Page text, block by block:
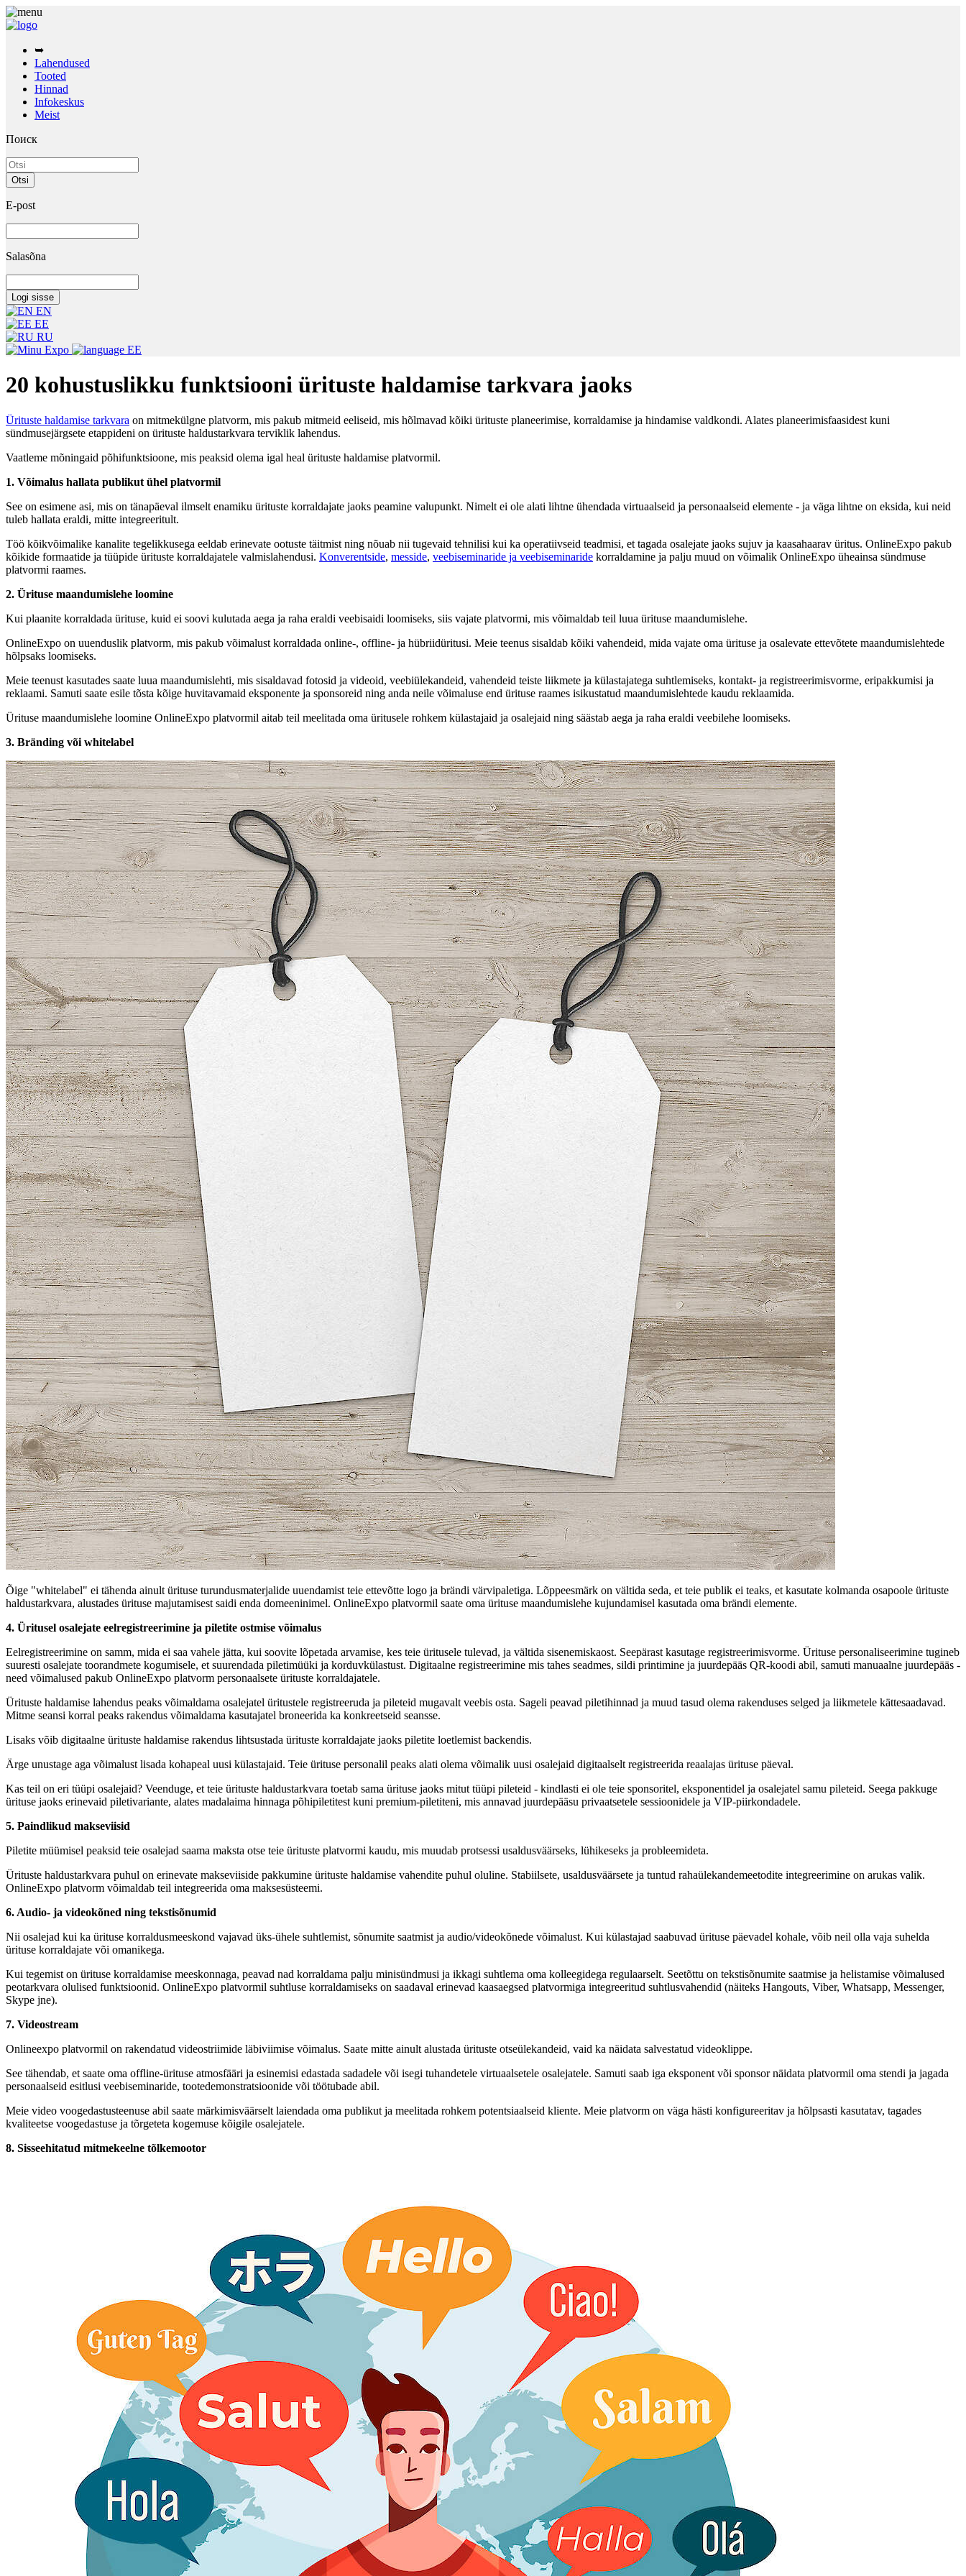
➥
Lahendused
Tooted
Hinnad
Infokeskus
Meist
Поиск
E-post
Salasõna
EN
EE
RU
EE
20 kohustuslikku funktsiooni ürituste haldamise tarkvara jaoks
Ürituste haldamise tarkvara on mitmekülgne platvorm, mis pakub mitmeid eeliseid, mis hõlmavad kõiki ürituste planeerimise, korraldamise ja hindamise valdkondi. Alates planeerimisfaasidest kuni
sündmusejärgsete etappideni on ürituste haldustarkvara terviklik lahendus.
Vaatleme mõningaid põhifunktsioone, mis peaksid olema igal heal ürituste haldamise platvormil.
1. Võimalus hallata publikut ühel platvormil
See on esimene asi, mis on tänapäeval ilmselt enamiku ürituste korraldajate jaoks peamine valupunkt. Nimelt ei ole alati lihtne ühendada virtuaalseid ja personaalseid elemente - ja väga lihtne on eksida, kui neid
tuleb hallata eraldi, mitte integreeritult.
Töö kõikvõimalike kanalite tegelikkusega eeldab erinevate ootuste täitmist ning nõuab nii tugevaid tehnilisi kui ka operatiivseid teadmisi, et tagada osalejate jaoks sujuv ja kaasahaarav üritus. OnlineExpo pakub
kõikide formaatide ja tüüpide ürituste korraldajatele valmislahendusi. Konverentside, messide, veebiseminaride ja veebiseminaride korraldamine ja palju muud on võimalik OnlineExpo üheainsa sündmuse
platvormi raames.
2. Ürituse maandumislehe loomine
Kui plaanite korraldada ürituse, kuid ei soovi kulutada aega ja raha eraldi veebisaidi loomiseks, siis vajate platvormi, mis võimaldab teil luua ürituse maandumislehe.
OnlineExpo on uuenduslik platvorm, mis pakub võimalust korraldada online-, offline- ja hübriidüritusi. Meie teenus sisaldab kõiki vahendeid, mida vajate oma ürituse ja osalevate ettevõtete maandumislehtede
hõlpsaks loomiseks.
Meie teenust kasutades saate luua maandumislehti, mis sisaldavad fotosid ja videoid, veebiülekandeid, vahendeid teiste liikmete ja külastajatega suhtlemiseks, kontakt- ja registreerimisvorme, eripakkumisi ja
reklaami. Samuti saate esile tõsta kõige huvitavamaid eksponente ja sponsoreid ning anda neile võimaluse end ürituse raames isikustatud maandumislehtede kaudu reklaamida.
Ürituse maandumislehe loomine OnlineExpo platvormil aitab teil meelitada oma üritusele rohkem külastajaid ja osalejaid ning säästab aega ja raha eraldi veebilehe loomiseks.
3. Bränding või whitelabel
Õige "whitelabel" ei tähenda ainult ürituse turundusmaterjalide uuendamist teie ettevõtte logo ja brändi värvipaletiga. Lõppeesmärk on vältida seda, et teie publik ei teaks, et kasutate kolmanda osapoole ürituste
haldustarkvara, alustades ürituse majutamisest saidi enda domeeninimel. OnlineExpo platvormil saate oma ürituse maandumislehe kujundamisel kasutada oma brändi elemente.
4. Üritusel osalejate eelregistreerimine ja piletite ostmise võimalus
Eelregistreerimine on samm, mida ei saa vahele jätta, kui soovite lõpetada arvamise, kes teie üritusele tulevad, ja vältida sisenemiskaost. Seepärast kasutage registreerimisvorme. Ürituse personaliseerimine tugineb
suuresti osalejate toorandmete kogumisele, et suurendada piletimüüki ja korduvkülastust. Digitaalne registreerimine mis tahes seadmes, sildi printimine ja juurdepääs QR-koodi abil, samuti manuaalne juurdepääs -
need võimalused pakub OnlineExpo platvorm personaalsete ürituste korraldajatele.
Ürituste haldamise lahendus peaks võimaldama osalejatel üritustele registreeruda ja pileteid mugavalt veebis osta. Sageli peavad piletihinnad ja muud tasud olema rakenduses selged ja liikmetele kättesaadavad.
Mitme seansi korral peaks rakendus võimaldama kasutajatel broneerida ka konkreetseid seansse.
Lisaks võib digitaalne ürituste haldamise rakendus lihtsustada ürituste korraldajate jaoks piletite loetlemist backendis.
Ärge unustage aga võimalust lisada kohapeal uusi külastajaid. Teie ürituse personalil peaks alati olema võimalik uusi osalejaid digitaalselt registreerida reaalajas ürituse päeval.
Kas teil on eri tüüpi osalejaid? Veenduge, et teie ürituste haldustarkvara toetab sama ürituse jaoks mitut tüüpi pileteid - kindlasti ei ole teie sponsoritel, eksponentidel ja osalejatel samu pileteid. Seega pakkuge
ürituse jaoks erinevaid piletivariante, alates madalaima hinnaga põhipiletitest kuni premium-piletiteni, mis annavad juurdepääsu privaatsetele sessioonidele ja VIP-piirkondadele.
5. Paindlikud makseviisid
Piletite müümisel peaksid teie osalejad saama maksta otse teie ürituste platvormi kaudu, mis muudab protsessi usaldusväärseks, lühikeseks ja probleemideta.
Ürituste haldustarkvara puhul on erinevate makseviiside pakkumine ürituste haldamise vahendite puhul oluline. Stabiilsete, usaldusväärsete ja tuntud rahaülekandemeetodite integreerimine on arukas valik.
OnlineExpo platvorm võimaldab teil integreerida oma maksesüsteemi.
6. Audio- ja videokõned ning tekstisõnumid
Nii osalejad kui ka ürituse korraldusmeeskond vajavad üks-ühele suhtlemist, sõnumite saatmist ja audio/videokõnede võimalust. Kui külastajad saabuvad ürituse päevadel kohale, võib neil olla vaja suhelda
ürituse korraldajate või omanikega.
Kui tegemist on ürituse korraldamise meeskonnaga, peavad nad korraldama palju minisündmusi ja ikkagi suhtlema oma kolleegidega regulaarselt. Seetõttu on tekstisõnumite saatmise ja helistamise võimalused
peotarkvara olulised funktsioonid. OnlineExpo platvormil suhtluse korraldamiseks on saadaval erinevad kaasaegsed platvormiga integreeritud suhtlusvahendid (näiteks Hangouts, Viber, Whatsapp, Messenger,
Skype jne).
7. Videostream
Onlineexpo platvormil on rakendatud videostriimide läbiviimise võimalus. Saate mitte ainult alustada ürituste otseülekandeid, vaid ka näidata salvestatud videoklippe.
See tähendab, et saate oma offline-ürituse atmosfääri ja esinemisi edastada sadadele või isegi tuhandetele virtuaalsetele osalejatele. Samuti saab iga eksponent või sponsor näidata platvormil oma stendi ja jagada
personaalseid esitlusi veebiseminaride, tootedemonstratsioonide või töötubade abil.
Meie video voogedastusteenuse abil saate märkimisväärselt laiendada oma publikut ja meelitada rohkem potentsiaalseid kliente. Meie platvorm on väga hästi konfigureeritav ja hõlpsasti kasutatav, tagades
kvaliteetse voogedastuse ja tõrgeteta kogemuse kõigile osalejatele.
8. Sisseehitatud mitmekeelne tõlkemootor